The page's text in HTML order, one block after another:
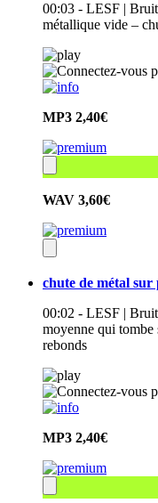
00:03 - LESF |
métallique vide –
MP3 2,40€
WAV 3,60€
chute de métal sur
00:02 - LESF |
moyenne qui tombe
rebonds
MP3 2,40€